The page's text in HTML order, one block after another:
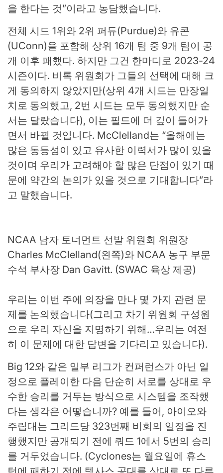
을 한다는 것”이라고 농담했습니다.
전체 시드 1위와 2위 퍼듀(Purdue)와 유콘
(UConn)을 포함해 상위 16개 팀 중 9개 팀이 공
개 이후 패했다. 하지만 그건 한마디로 2023-24
시즌이다. 비록 위원회가 그들의 선택에 대해 크
게 동의하지 않았지만(상위 4개 시드는 만장일
치로 동의했고, 2번 시드는 모두 동의했지만 순
서는 달랐습니다), 이는 필드에 더 깊이 들어가
면서 바뀔 것입니다. McClelland는 “올해에는
많은 동등성이 있고 유사한 이력서가 많이 있을
것이며 우리가 고려해야 할 많은 단점이 있기 때
문에 약간의 논의가 있을 것으로 기대합니다”라
고 말했습니다.
NCAA 남자 토너먼트 선발 위원회 위원장
Charles McClelland(왼쪽)와 NCAA 농구 부문
수석 부사장 Dan Gavitt. (SWAC 육상 제공)
우리는 이번 주에 의장을 만나 몇 가지 관련 문
제를 논의했습니다(그리고 차기 위원회 구성원
으로 우리 자신을 지명하기 위해…우리는 여전
히 이 문제에 대한 답변을 기다리고 있습니다).
Big 12와 같은 일부 리그가 컨퍼런스가 아닌 일
정으로 플레이한 다음 단순히 서로를 상대로 우
수한 승리를 거두는 방식으로 시스템을 조작했
다는 생각은 어떻습니까? 예를 들어, 아이오와
주립대는 그리드당 323번째 비회의 일정을 진
행했지만 공개되기 전에 쿼드 1에서 5번의 승리
를 거두었습니다. (Cyclones는 월요일에 휴스